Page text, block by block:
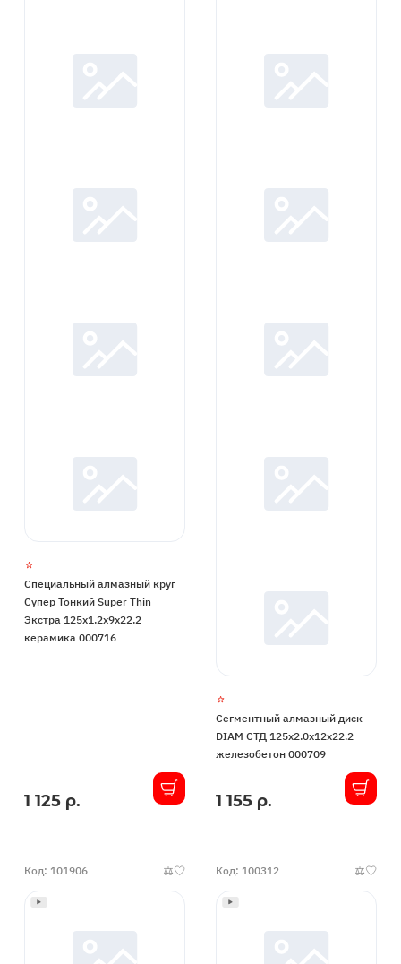
Специальный алмазный круг
Супер Тонкий Super Thin
Экстра 125x1.2x9x22.2
керамика 000716
В1 125 р.
Сегментный алмазный диск
DIAM СТД 125x2.0x12x22.2
железобетон 000709
В1 155 р.
Код: 101906 Код: 100312